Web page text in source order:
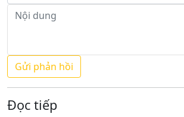
Đọc tiếp